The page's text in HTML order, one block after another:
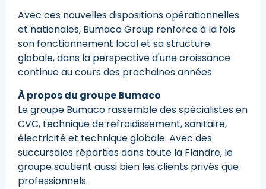
Avec ces nouvelles dispositions opérationnelles
et nationales, Bumaco Group renforce à la fois
son fonctionnement local et sa structure
globale, dans la perspective d'une croissance
continue au cours des prochaines années.
À propos du groupe Bumaco
Le groupe Bumaco rassemble des spécialistes en
CVC, technique de refroidissement, sanitaire,
électricité et technique globale. Avec des
succursales réparties dans toute la Flandre, le
groupe soutient aussi bien les clients privés que
professionnels.